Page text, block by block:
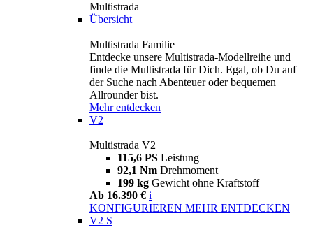
Multistrada
Übersicht
Multistrada Familie
Entdecke unsere Multistrada-Modellreihe und
finde die Multistrada für Dich. Egal, ob Du auf
der Suche nach Abenteuer oder bequemen
Allrounder bist.
Mehr entdecken
V2
Multistrada V2
115,6 PS Leistung
92,1 Nm Drehmoment
199 kg Gewicht ohne Kraftstoff
Ab 16.390 € i
KONFIGURIEREN MEHR ENTDECKEN
V2 S